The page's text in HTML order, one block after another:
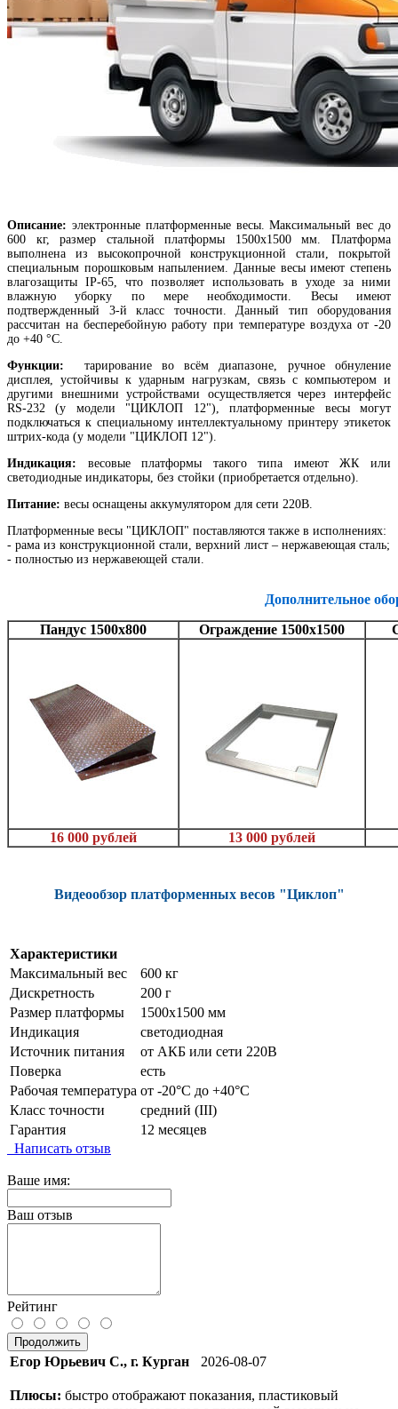
Описание: электронные платформенные весы. Максимальный вес до
600 кг, размер стальной платформы 1500х1500 мм. Платформа
выполнена из высокопрочной конструкционной стали, покрытой
специальным порошковым напылением. Данные весы имеют степень
влагозащиты IP-65, что позволяет использовать в уходе за ними
влажную уборку по мере необходимости. Весы имеют
подтвержденный 3-й класс точности. Данный тип оборудования
рассчитан на бесперебойную работу при температуре воздуха от -20
до +40 °С.
Функции:
тарирование во всём диапазоне, ручное обнуление
дисплея, устойчивы к ударным нагрузкам, связь с компьютером и
другими внешними устройствами осуществляется через интерфейс
RS-232 (у модели "ЦИКЛОП 12"), платформенные весы могут
подключаться к специальному интеллектуальному принтеру этикеток
штрих-кода (у модели "ЦИКЛОП 12").
Индикация: весовые платформы такого типа имеют ЖК или
светодиодные индикаторы, без стойки (приобретается отдельно).
Питание: весы оснащены аккумулятором для сети 220В.
Платформенные весы "ЦИКЛОП" поставляются также в исполнениях:
- рама из конструкционной стали, верхний лист – нержавеющая сталь;
- полностью из нержавеющей стали.
Дополнительное
Пандус 1500х800
Ограждение 1500х1500
16 000 рублей 13 000 рублей
Видеообзор платформенных весов "Циклоп"
Характеристики
Максимальный вес
600 кг
Дискретность
200 г
Размер платформы
1500х1500 мм
Индикация
светодиодная
Источник питания
от АКБ или сети 220В
Поверка
есть
Рабочая температура от -20°C до +40°C
Класс точности
средний (III)
Гарантия
12 месяцев
Написать отзыв
Ваше имя:
Ваш отзыв
Рейтинг
Продолжить
Егор Юрьевич С., г. Курган 2026-08-07
Плюсы: быстро отображают показания, пластиковый